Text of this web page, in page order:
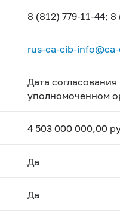
8 (812) 779-11-44;
rus-ca-cib-
Дата
уполномоченном
4 503 000 000,00
Да
Да